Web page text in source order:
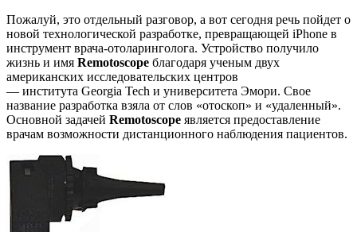
Пожалуй, это отдельный разговор, а вот сегодня речь пойдет о
новой технологической разработке, превращающей iPhone в
инструмент врача-отоларинголога. Устройство получило
жизнь и имя Remotoscope благодаря ученым двух
американских исследовательских центров
— института Georgia Tech и университета Эмори. Свое
название разработка взяла от слов «отоскоп» и «удаленный».
Основной задачей Remotoscope является предоставление
врачам возможности дистанционного наблюдения пациентов.